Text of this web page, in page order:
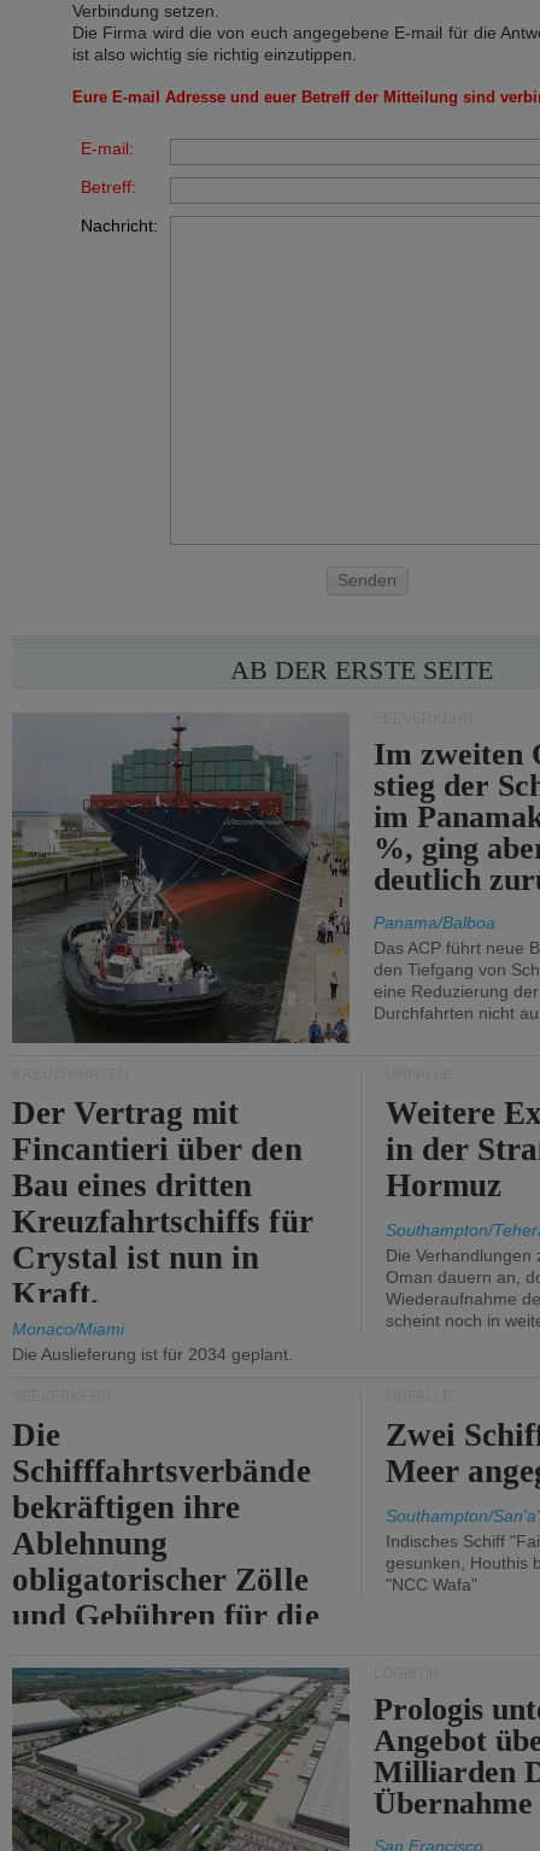
Verbindung setzen.
Die Firma wird die von euch angegebene E-mail für die
ist also wichtig sie richtig einzutippen.
Eure E-mail Adresse und euer Betreff der Mitteilung sind
E-mail:
Betreff:
Nachricht:
Senden
AB DER ERSTE SEITE
Im zweiten
stieg der
im
%, ging
deutlich
Panama/Balboa
Das ACP führt neue
den Tiefgang von
eine Reduzierung
Durchfahrten nicht
Der Vertrag mit
Fincantieri über den
Bau eines dritten
Kreuzfahrtschiffs für
Crystal ist nun in
Kraft.
Monaco/Miami
Die Auslieferung ist für 2034 geplant.
Weitere
in der
Hormuz
Southampton/
Die Verhandlungen
Oman dauern an,
Wiederaufnahme
scheint noch in
Die
Schifffahrtsverbände
bekräftigen ihre
Ablehnung
obligatorischer Zölle
und Gebühren für die
von Hormuz.
Zwei
Meer
Southampton/
Indisches Schiff
gesunken, Houthis
"NCC Wafa"
Prologis
Angebot
Milliarden
Übernahme
San Francisco